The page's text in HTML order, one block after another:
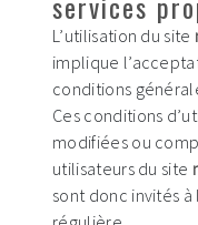
L’utilisation du site
implique
conditions
Ces conditions
modifiées ou
utilisateurs du site
sont donc invités